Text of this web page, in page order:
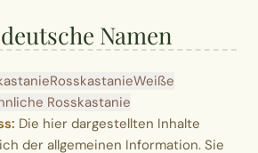
Namen
RosskastanieWeiße
Rosskastanie
Die hier dargestellten Inhalte
der allgemeinen Information. Sie